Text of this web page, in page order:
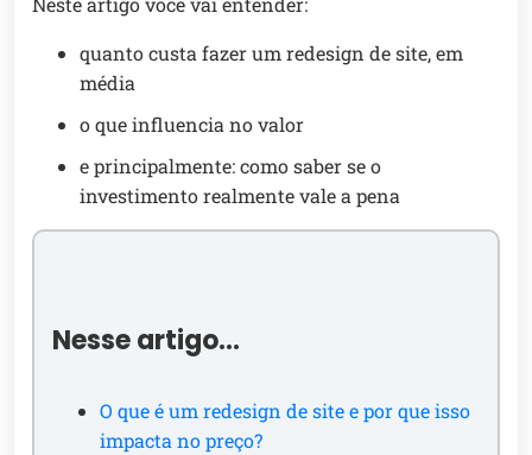
quanto custa fazer um redesign de site, em
média
o que influencia no valor
e principalmente: como saber se o
investimento realmente vale a pena
Nesse artigo…
O que é um redesign de site e por que isso
impacta no preço?